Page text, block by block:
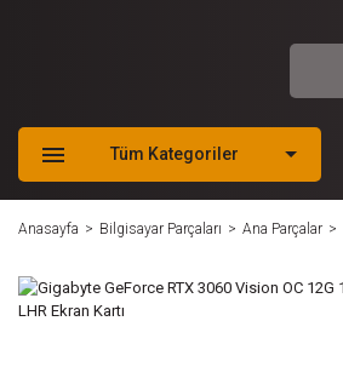
Tüm Kategoriler
Anasayfa Bilgisayar Parçaları Ana Parçalar